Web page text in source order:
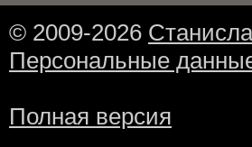
© 2009-2026
Персональные
Полная версия